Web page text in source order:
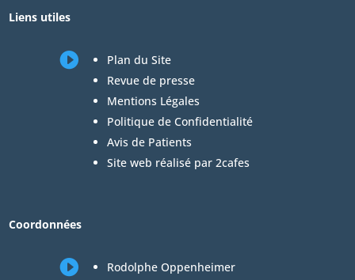
Liens utiles

Plan du Site
Revue de presse
Mentions Légales
Politique de Confidentialité
Avis de Patients
Site web réalisé par 2cafes
Coordonnées
 Rodolphe Oppenheimer